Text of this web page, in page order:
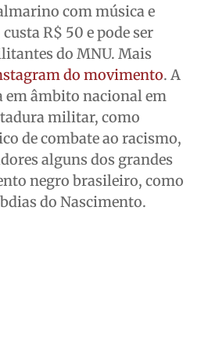
com música e
R$ 50 e pode ser
do MNU. Mais
do movimento. A
em âmbito nacional em
militar, como
de combate ao racismo,
alguns dos grandes
negro brasileiro, como
do Nascimento.